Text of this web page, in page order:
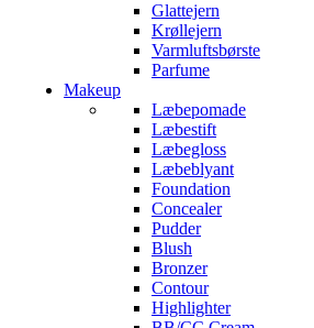
Glattejern
Krøllejern
Varmluftsbørste
Parfume
Makeup
Læbepomade
Læbestift
Læbegloss
Læbeblyant
Foundation
Concealer
Pudder
Blush
Bronzer
Contour
Highlighter